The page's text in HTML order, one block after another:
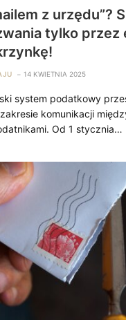
z urzędu”?
tylko przez
14 KWIETNIA 2025
system podatkowy
komunikacji
Od 1 stycznia…